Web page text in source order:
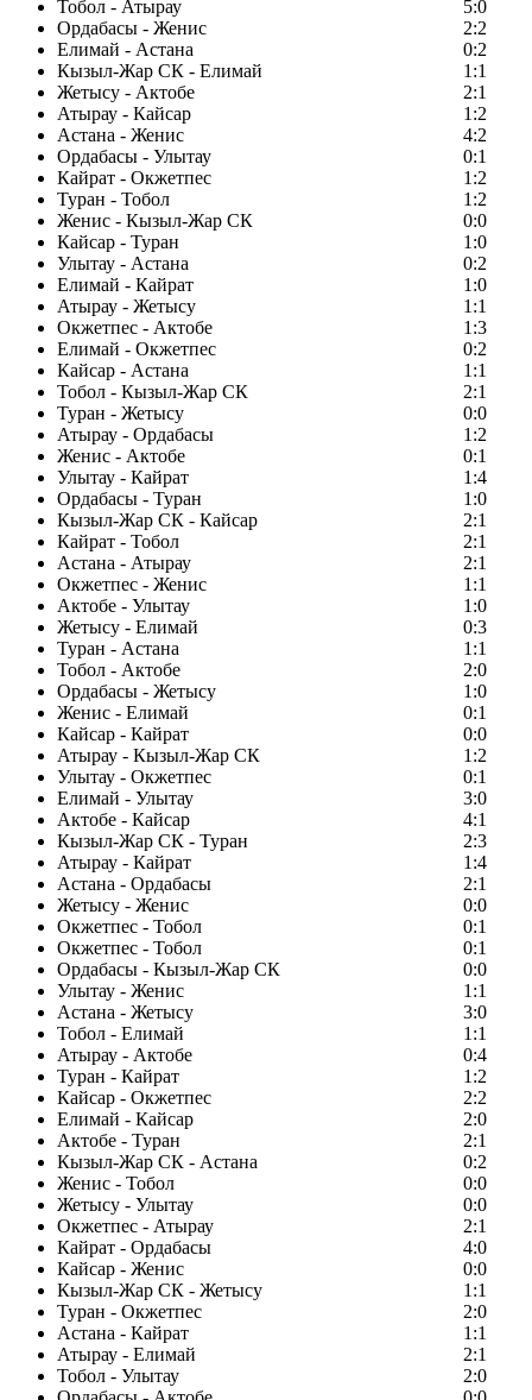
Тобол - Атырау
5:0
Ордабасы - Женис
2:2
Елимай - Астана
0:2
Кызыл-Жар СК - Елимай
1:1
Жетысу - Актобе
2:1
Атырау - Кайсар
1:2
Астана - Женис
4:2
Ордабасы - Улытау
0:1
Кайрат - Окжетпес
1:2
Туран - Тобол
1:2
Женис - Кызыл-Жар СК
0:0
Кайсар - Туран
1:0
Улытау - Астана
0:2
Елимай - Кайрат
1:0
Атырау - Жетысу
1:1
Окжетпес - Актобе
1:3
Елимай - Окжетпес
0:2
Кайсар - Астана
1:1
Тобол - Кызыл-Жар СК
2:1
Туран - Жетысу
0:0
Атырау - Ордабасы
1:2
Женис - Актобе
0:1
Улытау - Кайрат
1:4
Ордабасы - Туран
1:0
Кызыл-Жар СК - Кайсар
2:1
Кайрат - Тобол
2:1
Астана - Атырау
2:1
Окжетпес - Женис
1:1
Актобе - Улытау
1:0
Жетысу - Елимай
0:3
Туран - Астана
1:1
Тобол - Актобе
2:0
Ордабасы - Жетысу
1:0
Женис - Елимай
0:1
Кайсар - Кайрат
0:0
Атырау - Кызыл-Жар СК
1:2
Улытау - Окжетпес
0:1
Елимай - Улытау
3:0
Актобе - Кайсар
4:1
Кызыл-Жар СК - Туран
2:3
Атырау - Кайрат
1:4
Астана - Ордабасы
2:1
Жетысу - Женис
0:0
Окжетпес - Тобол
0:1
Окжетпес - Тобол
0:1
Ордабасы - Кызыл-Жар СК
0:0
Улытау - Женис
1:1
Астана - Жетысу
3:0
Тобол - Елимай
1:1
Атырау - Актобе
0:4
Туран - Кайрат
1:2
Кайсар - Окжетпес
2:2
Елимай - Кайсар
2:0
Актобе - Туран
2:1
Кызыл-Жар СК - Астана
0:2
Женис - Тобол
0:0
Жетысу - Улытау
0:0
Окжетпес - Атырау
2:1
Кайрат - Ордабасы
4:0
Кайсар - Женис
0:0
Кызыл-Жар СК - Жетысу
1:1
Туран - Окжетпес
2:0
Астана - Кайрат
1:1
Атырау - Елимай
2:1
Тобол - Улытау
2:0